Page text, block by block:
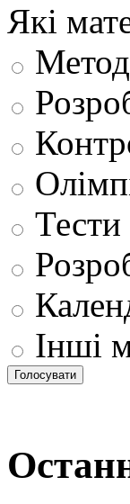
Які
Інші